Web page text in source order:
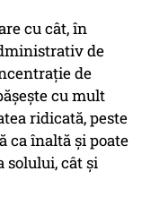
cu cât, în
de
de
cu mult
ridicată, peste
ca înaltă și poate
solului, cât și